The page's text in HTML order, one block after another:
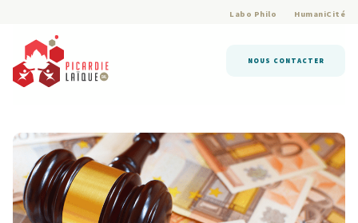
Labo Philo HumaniCité
NOUS CONTACTER